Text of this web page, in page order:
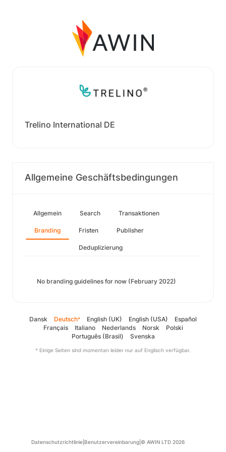
Trelino International DE
Allgemeine Geschäftsbedingungen
Allgemein Search Transaktionen
Branding Fristen Publisher
Deduplizierung
No branding guidelines for now (February 2022)
Dansk Deutsch* English (UK) English (USA)
Español
Français
Italiano Nederlands Norsk
Polski
Português (Brasil)
Svenska
* Einige Seiten sind momentan leider nur auf Englisch verfügbar.
Datenschutzrichtlinie Benutzervereinbarung © AWIN LTD 2026